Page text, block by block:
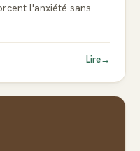
l'anxiété sans
Lire→